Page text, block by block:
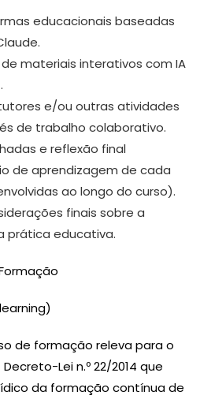
educacionais baseadas
materiais interativos com IA
e/ou outras atividades
de trabalho colaborativo.
e reflexão final
de aprendizagem de cada
ao longo do curso).
finais sobre a
prática educativa.
de formação releva para o
Lei n.º 22/2014 que
da formação contínua de